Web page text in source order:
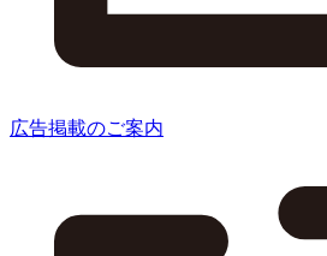
広告掲載のご案内